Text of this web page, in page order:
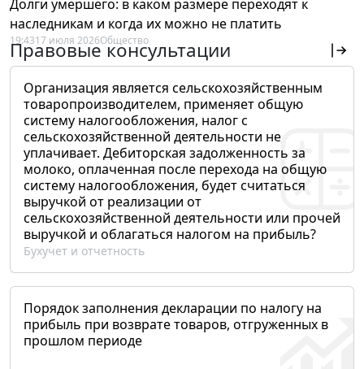
Долги умершего: в каком размере переходят к
наследникам и когда их можно не платить
19:4317 июля 2026Общество
Правовые консультации
Организация является сельскохозяйственным
товаропроизводителем, применяет общую
систему налогообложения, налог с
сельскохозяйственной деятельности не
уплачивает. Дебиторская задолженность за
молоко, оплаченная после перехода на общую
систему налогообложения, будет считаться
выручкой от реализации от
сельскохозяйственной деятельности или прочей
выручкой и облагаться налогом на прибыль?
Бухучет и отчетность
Порядок заполнения декларации по налогу на
прибыль при возврате товаров, отгруженных в
прошлом периоде